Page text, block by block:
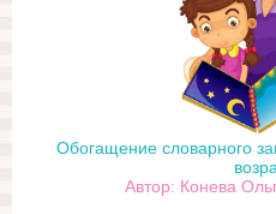
Обогащение словарного
Автор: Конева